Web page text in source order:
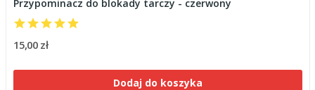
Przypominacz do blokady tarczy - czerwony
15,00 zł
Dodaj do koszyka